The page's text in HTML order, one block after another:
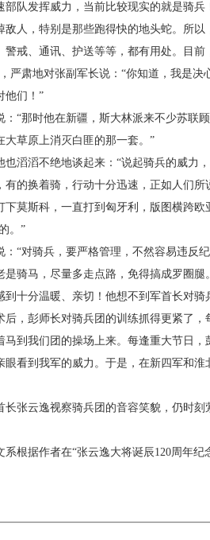
队发挥威力，当前比较现实的就是骑
人，特别是那些跑得快的地头蛇。所
警戒、通讯、护送等等，都有用处。目
严肃地对张副军长说：“你知道，我是决
他们！”
那时他在新疆，斯大林派来不少苏联
草原上消灭白匪的那一套。”
滔不绝地谈起来：“说起骑兵的威力，
的换着骑，行动十分迅速，正如人们所
莫斯科，一直打到匈牙利，版图横跨欧
。”
对骑兵，要严格管理，不然容易违反
骑马，尽量多走点路，免得搞成罗圈腿
分温暖、亲切！他想不到军首长对骑
彭师长对骑兵团的训练抓得更紧了，
到我们团的操场上来。每逢重大节日
看到我军的威力。于是，在新四军和
云逸视察骑兵团的音容笑貌，仍时刻
系根据作者在“张云逸大将诞辰120周年